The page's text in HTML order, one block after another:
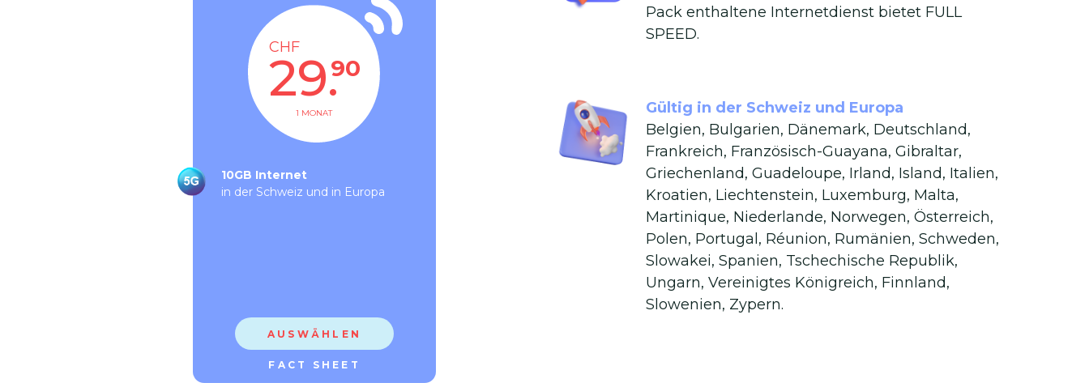
CHF
29.90
1 MONAT
10GB Internet
in der Schweiz und in Europa
AUSWÄHLEN
FACT SHEET
Pack enthaltene Internetdienst bietet FULL
SPEED.
Gültig in der Schweiz und Europa
Belgien, Bulgarien, Dänemark, Deutschland,
Frankreich, Französisch-Guayana, Gibraltar,
Griechenland, Guadeloupe, Irland, Island, Italien,
Kroatien, Liechtenstein, Luxemburg, Malta,
Martinique, Niederlande, Norwegen, Österreich,
Polen, Portugal, Réunion, Rumänien, Schweden,
Slowakei, Spanien, Tschechische Republik,
Ungarn, Vereinigtes Königreich, Finnland,
Slowenien, Zypern.